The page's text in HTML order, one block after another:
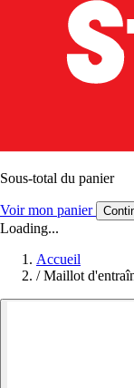
Sous-total du panier
Voir mon panier
Loading...
Accueil
/ Maillot